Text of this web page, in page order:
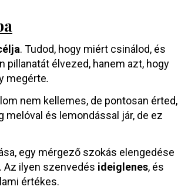
. Tudod, hogy miért csinálod, és
pillanatát élvezed, hanem azt, hogy
megérte.
nem kellemes, de pontosan érted,
és lemondással jár, de ez
egy mérgező szokás elengedése
. Az ilyen szenvedés ideiglenes, és
értékes.